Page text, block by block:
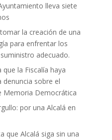
lleva siete
la creación de una
para enfrentar los
adecuado.
que la Fiscalía haya
sobre el
Memoria Democrática
por una Alcalá en
que Alcalá siga sin una